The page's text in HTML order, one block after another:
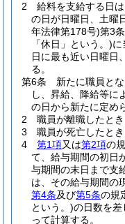
2
給料を支給する日
の日が日曜日、土曜
年法律第178号)第3
「休日」という。)に
日に最も近い日曜日
る。
第6条
新たに職員と
し、昇給、降給等に
の日から新たに定め
2
職員が離職したと
3
職員が死亡したと
4
第1項又は第2項の
て、給与期間の初日
与期間の末日まで支
は、その給与期間の
第4条及び第5条の規
という。)の日数を差
って計算する。